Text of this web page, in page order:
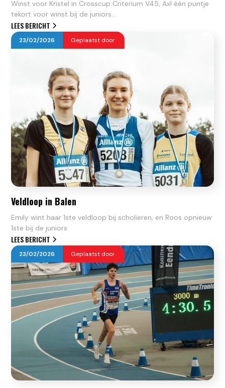
Winst voor Kristel in Crosscup Criterium V45, Axl één puntje
tekort voor winst bij de juniors...
LEES BERICHT
23/02/2026 Geplaatst door
Veldloop in Balen
Emily wint haar 1ste veldloop bij scholieren, en Roos opnieuw
1ste bij de juniors
LEES BERICHT
23/02/2026 Geplaatst door